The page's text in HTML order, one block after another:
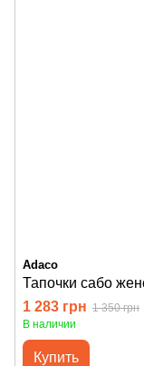
Adaco
Тапочки сабо
1 283 грн 1 350 грн
В наличии
Купить